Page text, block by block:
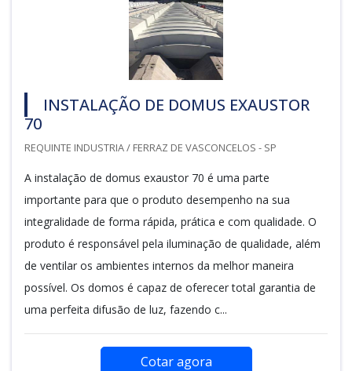
INSTALAÇÃO DE DOMUS EXAUSTOR
70
REQUINTE INDUSTRIA / FERRAZ DE VASCONCELOS - SP
A instalação de domus exaustor 70 é uma parte
importante para que o produto desempenho na sua
integralidade de forma rápida, prática e com qualidade. O
produto é responsável pela iluminação de qualidade, além
de ventilar os ambientes internos da melhor maneira
possível. Os domos é capaz de oferecer total garantia de
uma perfeita difusão de luz, fazendo c...
Cotar agora